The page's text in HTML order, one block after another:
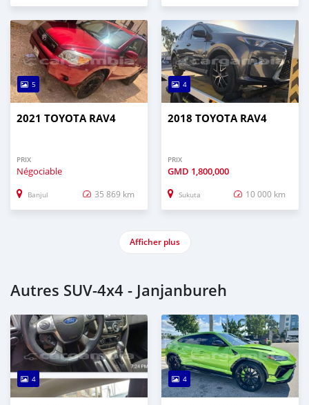
5
2021 TOYOTA RAV4
PRIX
Négociable
Banjul 35 869 km
4
2018 TOYOTA RAV4
PRIX
GMD 1,800,000
Sukuta 10 000 km
Afficher plus
Autres SUV‒4x4 - Janjanbureh
4 4